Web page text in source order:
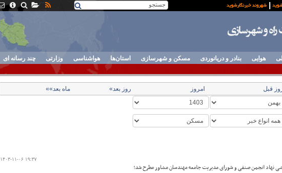
هوایی بنادر و دریانوردی مسکن و شهرسازی استان‌ها هواشناسی وزارتی چند رسانه ای
قبل امروز روز بعد» ماه بعد»»
۱۴۰۳-۱۱-۰۶ ۱۹:۳۷
نهاد انجمن صنفی و شورای مدیریت جامعه مهندسان مشاور مطرح شد؛